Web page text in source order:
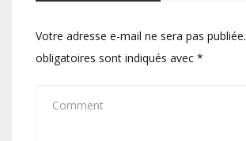
Votre adresse e-mail ne sera pas publiée.
obligatoires sont indiqués avec *